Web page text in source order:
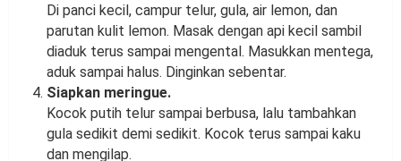
Di panci kecil, campur telur, gula, air lemon, dan
parutan kulit lemon. Masak dengan api kecil sambil
diaduk terus sampai mengental. Masukkan mentega,
aduk sampai halus. Dinginkan sebentar.
Siapkan meringue.
Kocok putih telur sampai berbusa, lalu tambahkan
gula sedikit demi sedikit. Kocok terus sampai kaku
dan mengilap.